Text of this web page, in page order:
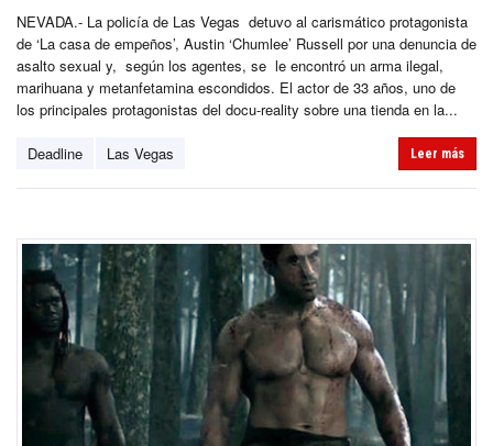
NEVADA.- La policía de Las Vegas detuvo al carismático protagonista
de ‘La casa de empeños’, Austin ‘Chumlee’ Russell por una denuncia de
asalto sexual y, según los agentes, se le encontró un arma ilegal,
marihuana y metanfetamina escondidos. El actor de 33 años, uno de
los principales protagonistas del docu-reality sobre una tienda en la...
Deadline Las Vegas Leer más